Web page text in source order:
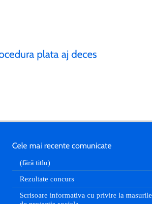
(fără titlu)
Rezultate concurs
Scrisoare informativa cu privire la masurile